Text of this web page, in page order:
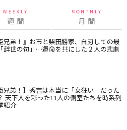
WEEKLY
週 間
MONTHLY
月 間
兄弟！』お市と柴田勝家、自刃しての最
辞世の句」…運命を共にした２人の悲劇
兄弟！】秀吉は本当に「女狂い」だった
天下人を彩った11人の側室たちを時系列
紹介